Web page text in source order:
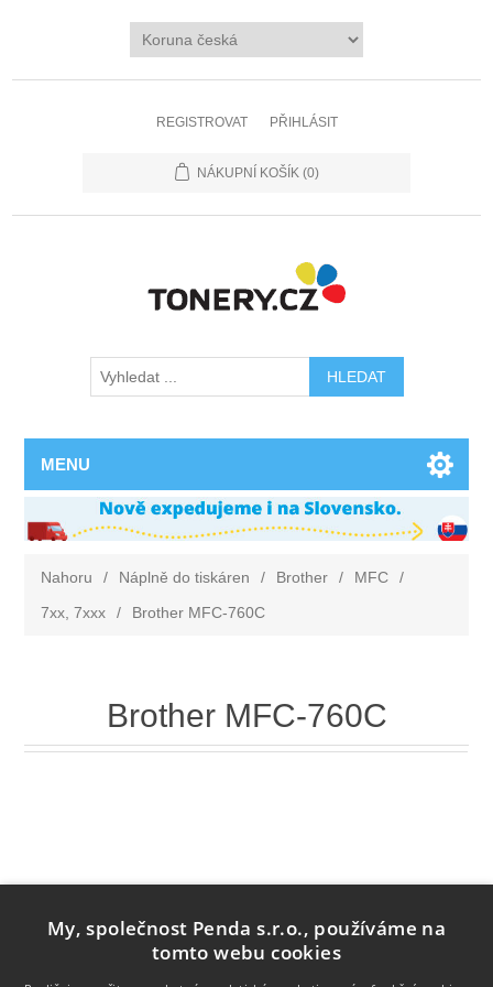
REGISTROVAT PŘIHLÁSIT
NÁKUPNÍ KOŠÍK (0)
MENU
Nahoru / Náplně do tiskáren / Brother / MFC
/
7xx, 7xxx
/ Brother MFC-760C
Brother MFC-760C
My, společnost Penda s.r.o., používáme na
tomto webu cookies